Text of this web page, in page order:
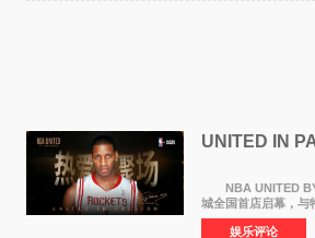
UNITED IN
NBA UNITED BY
城全国首店启幕，与
爱 2026 年7 月21
娱乐评论